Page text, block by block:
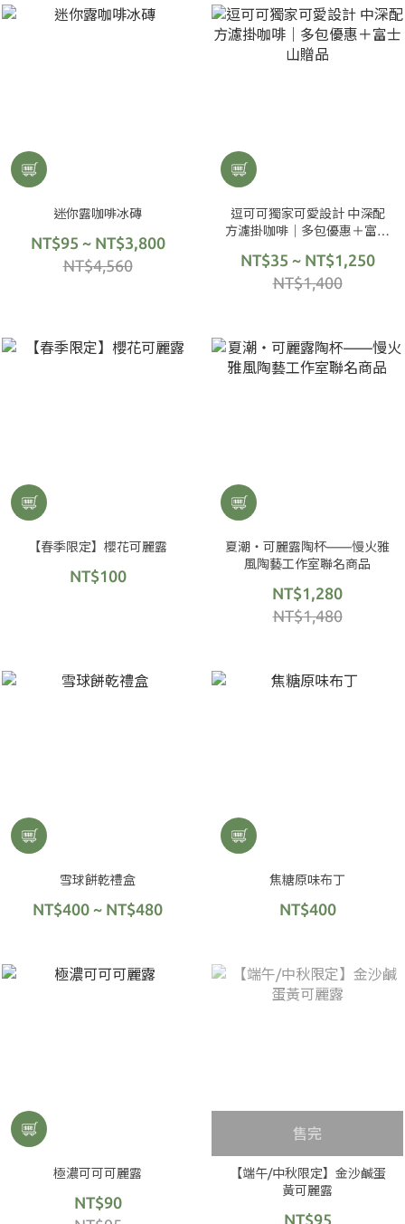
迷你露咖啡冰磚
NT$95 ~ NT$3,800
NT$4,560
逗可可獨家可愛設計 中深配
方濾掛咖啡｜多包優惠＋富士
NT$35 ~ NT$1,250
NT$1,400
【春季限定】櫻花可麗露
NT$100
夏潮・可麗露陶杯——慢火雅
風陶藝工作室聯名商品
NT$1,280
NT$1,480
雪球餅乾禮盒
NT$400 ~ NT$480
焦糖原味布丁
NT$400
極濃可可可麗露
NT$90
售完
【端午/中秋限定】金沙鹹蛋
黃可麗露
NT$95